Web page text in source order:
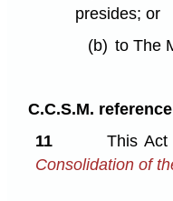
presides; or
(b) to The
C.C.S.M. reference
11
This
Consolidation of